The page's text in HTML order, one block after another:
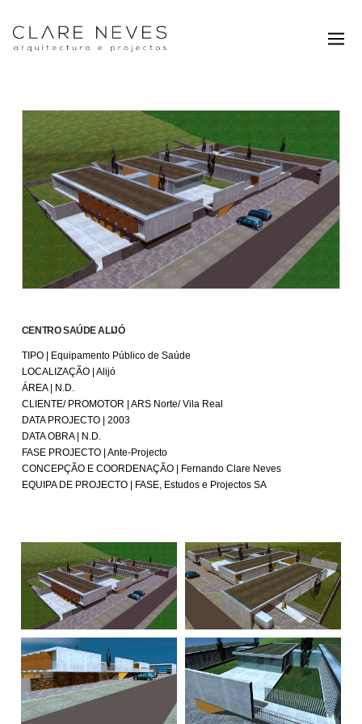
CENTRO SAÚDE ALIJÓ
TIPO | Equipamento Público de Saúde
LOCALIZAÇÃO | Alijó
ÁREA | N.D.
CLIENTE/ PROMOTOR | ARS Norte/ Vila Real
DATA PROJECTO | 2003
DATA OBRA | N.D.
FASE PROJECTO | Ante-Projecto
CONCEPÇÃO E COORDENAÇÃO | Fernando Clare Neves
EQUIPA DE PROJECTO | FASE, Estudos e Projectos SA